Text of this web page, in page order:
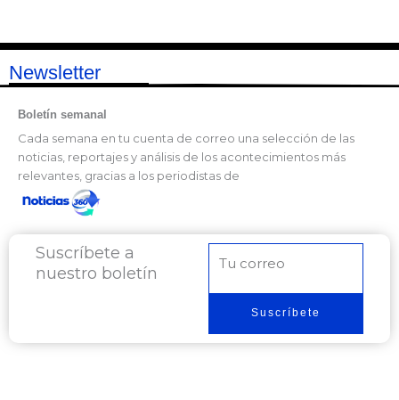
Newsletter
Boletín semanal
Cada semana en tu cuenta de correo una selección de las
noticias, reportajes y análisis de los acontecimientos más
relevantes, gracias a los periodistas de
Suscríbete a
nuestro boletín
electrónico
Suscríbete